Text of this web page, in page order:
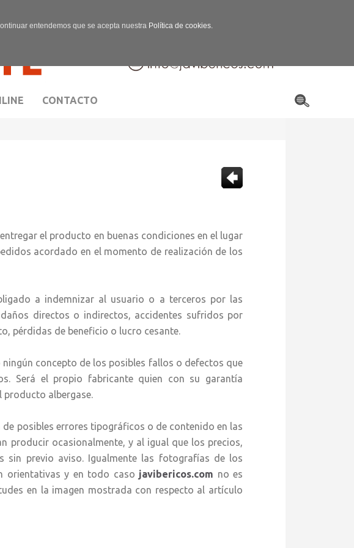
entendemos que se acepta nuestra Política de cookies.
CONTACTO
el producto en buenas condiciones en el lugar
acordado en el momento de realización de los
a indemnizar al usuario o a terceros por las
directos o indirectos, accidentes sufridos por
pérdidas de beneficio o lucro cesante.
concepto de los posibles fallos o defectos que
Será el propio fabricante quien con su garantía
producto albergase.
de posibles errores tipográficos o de contenido en las
producir ocasionalmente, y al igual que los precios,
sin previo aviso. Igualmente las fotografías de los
orientativas y en todo caso javibericos.com no es
en la imagen mostrada con respecto al artículo